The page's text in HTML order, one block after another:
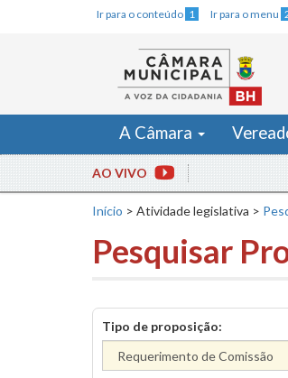
Ir para o conteúdo 1 Ir para o menu
A Câmara
AO VIVO
Início > Atividade legislativa >
Pesquisar
Tipo de proposição: